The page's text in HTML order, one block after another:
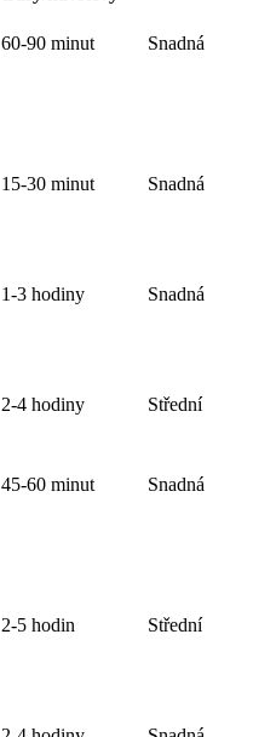
60-90 minut Snadná
15-30 minut Snadná
1-3 hodiny Snadná
2-4 hodiny Střední
45-60 minut Snadná
2-5 hodin Střední